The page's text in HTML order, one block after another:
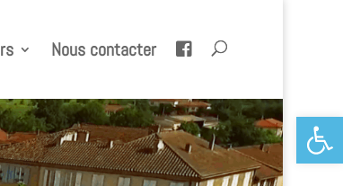
Ouvrir
Nous contacter